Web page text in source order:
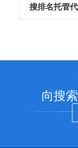
搜排名托管
向搜